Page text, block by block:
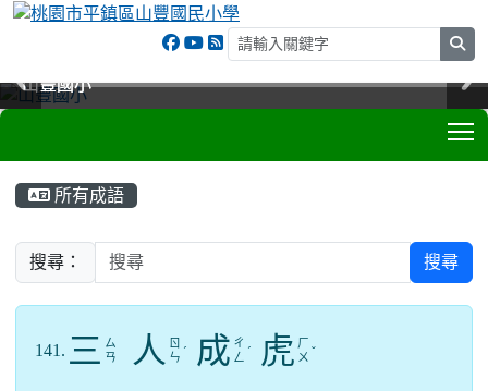
山豐國小
山豐國小
山豐國小
山豐國小
所有成語
搜尋： 搜尋
141. 三 ㄙ
ㄢ
人 ㄖ
ㄣ ˊ 成 ㄔ
ㄥ
ˊ 虎 ㄏ
ㄨ ˇ